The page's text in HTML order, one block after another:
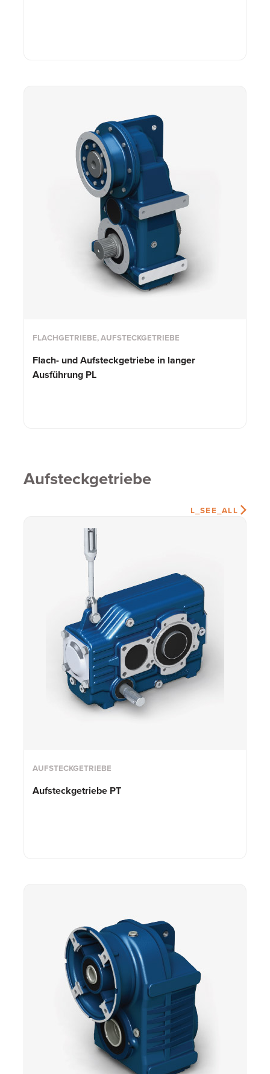
FLACHGETRIEBE, AUFSTECKGETRIEBE
Flach- und Aufsteckgetriebe in langer
Ausführung PL
Aufsteckgetriebe
L_SEE_ALL
AUFSTECKGETRIEBE
Aufsteckgetriebe PT